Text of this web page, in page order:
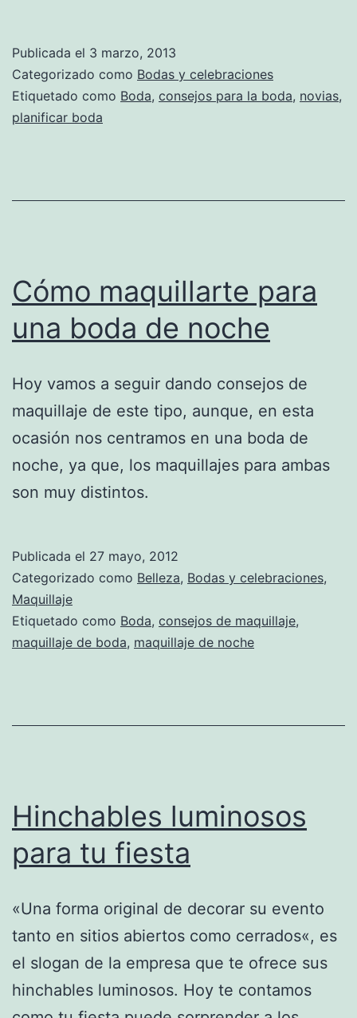
Publicada el 3 marzo, 2013
Categorizado como Bodas y celebraciones
Etiquetado como Boda, consejos para la boda, novias,
planificar boda
Cómo maquillarte para
una boda de noche
Hoy vamos a seguir dando consejos de
maquillaje de este tipo, aunque, en esta
ocasión nos centramos en una boda de
noche, ya que, los maquillajes para ambas
son muy distintos.
Publicada el 27 mayo, 2012
Categorizado como Belleza, Bodas y celebraciones,
Maquillaje
Etiquetado como Boda, consejos de maquillaje,
maquillaje de boda, maquillaje de noche
Hinchables luminosos
para tu fiesta
«Una forma original de decorar su evento
tanto en sitios abiertos como cerrados«, es
el slogan de la empresa que te ofrece sus
hinchables luminosos. Hoy te contamos